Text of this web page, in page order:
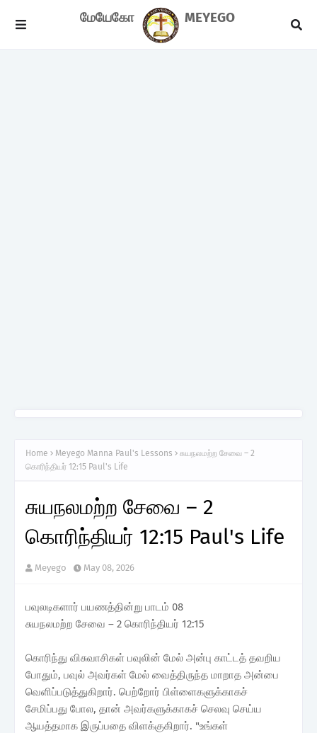
மேயேகோ MEYEGO
Home Meyego Manna Paul's Lessons
சுயநலமற்ற சேவை – 2
கொரிந்தியர் 12:15 Paul's Life
சுயநலமற்ற சேவை – 2
கொரிந்தியர் 12:15 Paul's Life
Meyego May 08, 2026
பவுலடிகளார் பயணத்தின்று பாடம் 08
சுயநலமற்ற சேவை – 2 கொரிந்தியர் 12:15
கொரிந்து விசுவாசிகள் பவுலின் மேல் அன்பு காட்டத் தவறிய
போதும், பவுல் அவர்கள் மேல் வைத்திருந்த மாறாத அன்பை
வெளிப்படுத்துகிறார். பெற்றோர் பிள்ளைகளுக்காகச்
சேமிப்பது போல, தான் அவர்களுக்காகச் செலவு செய்ய
ஆயத்தமாக இருப்பதை விளக்குகிறார். "உங்கள்